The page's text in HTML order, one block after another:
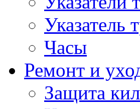
Указатель
Часы
Ремонт и
Защита